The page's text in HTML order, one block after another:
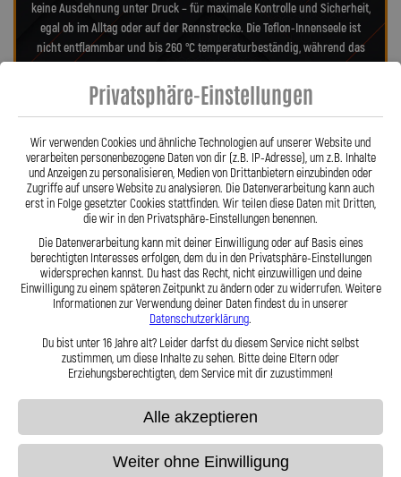
Stahlflex vs. Gummi
keine Ausdehnung unter Druck – für maximale Kontrolle und Sicherheit,
egal ob im Alltag oder auf der Rennstrecke. Die Teflon-Innenseele ist
nicht entflammbar und bis 260 °C temperaturbeständig, während das
wartungsfrei macht. Es verhindert Beschädigungen durch Marder,
Witterung oder Abrieb – ein regelmäßiger Austausch wie bei
sicheres Fahrgefühl. Unsere verdrehbaren, ausjustierbaren Anschlüsse
ermöglichen eine drallfreie, spannungsfreie Verlegung. Ob
Sonderanfertigung oder anbaufertiges Stahlflex-Kit – jede Leitung wird
millimetergenau und individuell gefertigt. Mit den Stahlflex-
Kupplungsleitungen der Lothar Spiegler Kfz-Leitungen GmbH
entscheiden Sie sich für echte deutsche Qualität, höchste Sicherheit
und ein Produkt, das in Präzision und Haltbarkeit überzeugt.Hier zu
unserem Video „Stahlflex vs. Gummi“
Privatsphäre-Einstellungen
Wir verwenden Cookies und ähnliche Technologien auf unserer Website und
verarbeiten personenbezogene Daten von dir (z.B. IP-Adresse), um z.B. Inhalte
und Anzeigen zu personalisieren, Medien von Drittanbietern einzubinden oder
Zugriffe auf unsere Website zu analysieren. Die Datenverarbeitung kann auch
erst in Folge gesetzter Cookies stattfinden. Wir teilen diese Daten mit Dritten,
die wir in den Privatsphäre-Einstellungen benennen.
Die Datenverarbeitung kann mit deiner Einwilligung oder auf Basis eines
berechtigten Interesses erfolgen, dem du in den Privatsphäre-Einstellungen
widersprechen kannst. Du hast das Recht, nicht einzuwilligen und deine
Einwilligung zu einem späteren Zeitpunkt zu ändern oder zu widerrufen. Weitere
Informationen zur Verwendung deiner Daten findest du in unserer
Datenschutzerklärung.
Du bist unter 16 Jahre alt? Leider darfst du diesem Service nicht selbst
zustimmen, um diese Inhalte zu sehen. Bitte deine Eltern oder
Erziehungsberechtigten, dem Service mit dir zuzustimmen!
Alle akzeptieren
Weiter ohne Einwilligung